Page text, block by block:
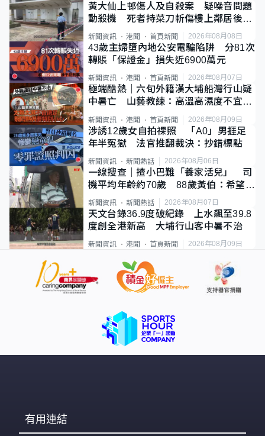
黃大仙上邨傷人及自殺案 疑噪音問題
動殺機 死者持菜刀斬傷樓上鄰居後墮
斃
新聞資訊 港聞 首頁新聞 2026年08月08日
43歲主婦墮內地公安電騙陷阱 分81次
轉賬「保證金」損失近6900萬元
新聞資訊 港聞 首頁新聞 2026年08月07日
極端酷熱｜六旬外籍漢大埔船灣行山疑
中暑亡 山藝教練：高溫高濕度不宜遠
新聞資訊 港聞 首頁新聞 2026年08月09日
涉誘12歲女自拍祼照 「A0」男捱足
年半冤獄 法官推翻裁決：抄錯標點
新聞資訊 新聞熱話 2026年08月06日
一線搜查｜揸小巴難「養家活兒」 司
機平均年齡約70歲 88歲黃伯：希望一
直揸落去
新聞資訊 新聞熱話 2026年08月07日
天文台錄36.9度破紀錄 上水飆至39.8
度創全港新高 大埔行山客中暑不治
新聞資訊 港聞 首頁新聞 2026年08月09日
有用連結